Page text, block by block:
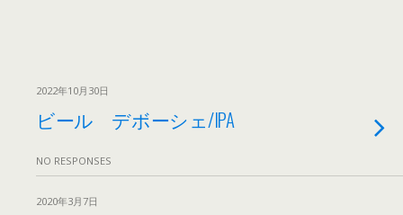
2022年10月30日
ビール デボーシェ/IPA
NO RESPONSES
2020年3月7日